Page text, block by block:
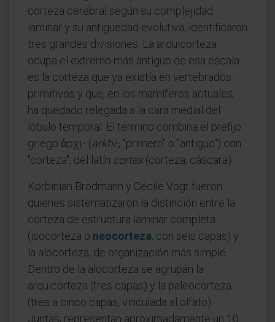
corteza cerebral según su complejidad
laminar y su antigüedad evolutiva, identificaron
tres grandes divisiones. La arquicorteza
ocupa el extremo más antiguo de esa escala:
es la corteza que ya existía en vertebrados
primitivos y que, en los mamíferos actuales,
ha quedado relegada a la cara medial del
lóbulo temporal. El término combina el prefijo
griego ἀρχι- (arkhi-, "primero" o "antiguo") con
"corteza", del latín cortex(corteza, cáscara).
Korbinian Brodmann y Cécile Vogt fueron
quienes sistematizaron la distinción entre la
corteza de estructura laminar completa
(isocorteza o neocorteza, con seis capas) y
la alocorteza, de organización más simple.
Dentro de la alocorteza se agrupan la
arquicorteza (tres capas) y la paleocorteza
(tres a cinco capas, vinculada al olfato).
Juntas, representan aproximadamente un 10